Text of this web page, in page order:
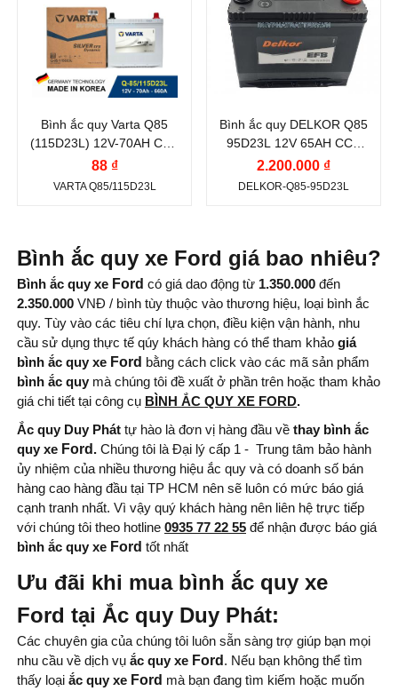
chuẩn
Vị trí cọc:
Cọc nghịch
Kiểu cọc:Cọc tiêu
chuẩn
VARTA
Điện thế (V):12 V
Dung lượng (Ah):70
Dòng khởi động
CCA (A):
Battery)
Vị trí cọc:
Cọc nghịch
L
Kiểu cọc:Cọc tiêu
chuẩn
Bình ắc quy Varta Q85
(115D23L) 12V-70AH CCA
660A
88 ₫
VARTA Q85/115D23L
DELKOR
Điện thế (V):
12 V
Dung lượng (Ah):65
Dòng khởi động
CCA (A):
Battery)
Vị trí cọc:Cọc nghịch
L
Kiểu cọc:Cọc tiêu
chuẩn
Nước sản xuất:Hàn
Quốc
Bình ắc quy DELKOR Q85
95D23L 12V 65AH CCA
620A
2.200.000 ₫
DELKOR-Q85-95D23L
Bình ắc quy xe Ford giá bao nhiêu?
Bình ắc quy xe Ford có giá dao động từ 1.350.000 đến
2.350.000 VNĐ / bình tùy thuộc vào thương hiệu, loại bình ắc
quy. Tùy vào các tiêu chí lựa chọn, điều kiện vận hành, nhu
cầu sử dụng thực tế qúy khách hàng có thể tham khảo giá
bình ắc quy xe Ford bằng cách click vào các mã sản phẩm
bình ắc quy mà chúng tôi đề xuất ở phần trên hoặc tham khảo
giá chi tiết tại công cụ BÌNH ẮC QUY XE FORD.
Ắc quy Duy Phát tự hào là đơn vị hàng đầu về thay bình ắc
quy xe Ford . Chúng tôi là Đại lý cấp 1 - Trung tâm bảo hành
ủy nhiệm của nhiều thương hiệu ắc quy và có doanh số bán
hàng cao hàng đầu tại TP HCM nên sẽ luôn có mức báo giá
cạnh tranh nhất. Vì vậy quý khách hàng nên liên hệ trực tiếp
với chúng tôi theo hotline 0935 77 22 55 để nhận được báo giá
bình ắc quy xe Ford tốt nhất
Ưu đãi khi mua bình ắc quy xe
Ford tại Ắc quy Duy Phát:
Các chuyên gia của chúng tôi luôn sẵn sàng trợ giúp bạn mọi
nhu cầu về dịch vụ ắc quy xe Ford . Nếu bạn không thể tìm
thấy loại ắc quy xe Ford mà bạn đang tìm kiếm hoặc muốn